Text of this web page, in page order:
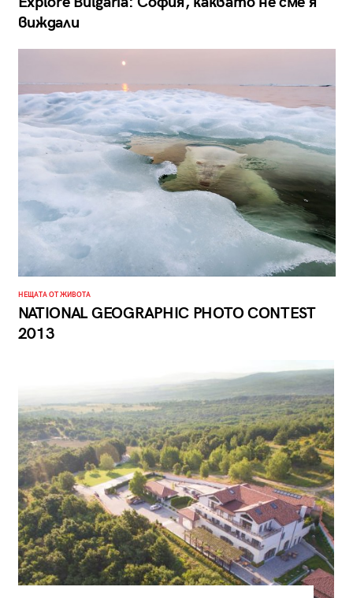
виждали
НЕЩАТА ОТ ЖИВОТА
NATIONAL GEOGRAPHIC PHOTO CONTEST
2013